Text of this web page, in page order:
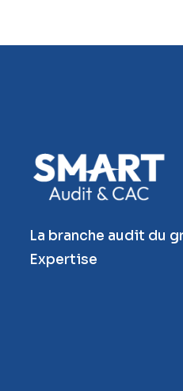
La branche audit du
Expertise